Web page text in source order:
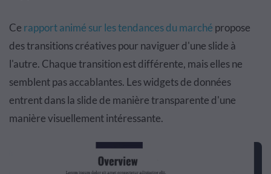
Ce rapport animé sur les tendances du marché propose
des transitions créatives pour naviguer d'une slide à
l'autre. Chaque transition est différente, mais elles ne
semblent pas accablantes. Les widgets de données
entrent dans la slide de manière transparente d'une
manière visuellement intéressante.